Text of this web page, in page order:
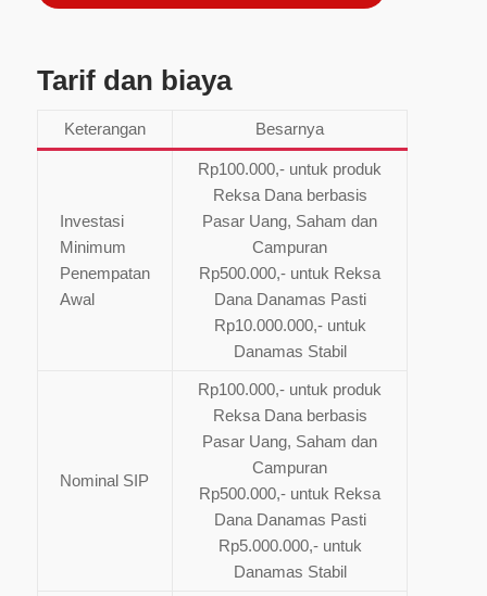
Tarif dan biaya
Keterangan Besarnya
Investasi
Minimum
Penempatan
Awal
Rp100.000,- untuk produk
Reksa Dana berbasis
Pasar Uang, Saham dan
Campuran
Rp500.000,- untuk Reksa
Dana Danamas Pasti
Rp10.000.000,- untuk
Danamas Stabil
Nominal SIP
Rp100.000,- untuk produk
Reksa Dana berbasis
Pasar Uang, Saham dan
Campuran
Rp500.000,- untuk Reksa
Dana Danamas Pasti
Rp5.000.000,- untuk
Danamas Stabil